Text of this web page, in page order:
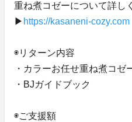
重ね煮コゼーについて詳し
▶︎ https://kasaneni-cozy.com
◉リターン内容
・カラーお任せ重ね煮コゼ
・BJガイドブック
◉ご支援額